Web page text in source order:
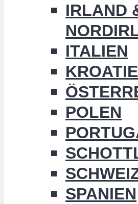
IRLAND
ITALIEN
POLEN
SPANIEN